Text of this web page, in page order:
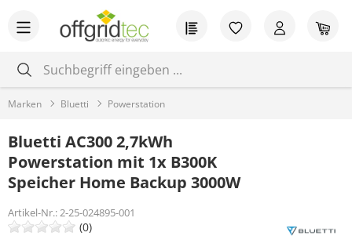
Zum Hauptinhalt springen Du hast 0
Marken Bluetti Powerstation
Bluetti AC300 2,7kWh
Powerstation mit 1x B300K
Speicher Home Backup 3000W
Artikel-Nr.:2-25-024895-001
(0)